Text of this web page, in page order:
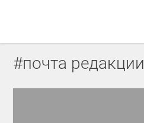
#почта редакции